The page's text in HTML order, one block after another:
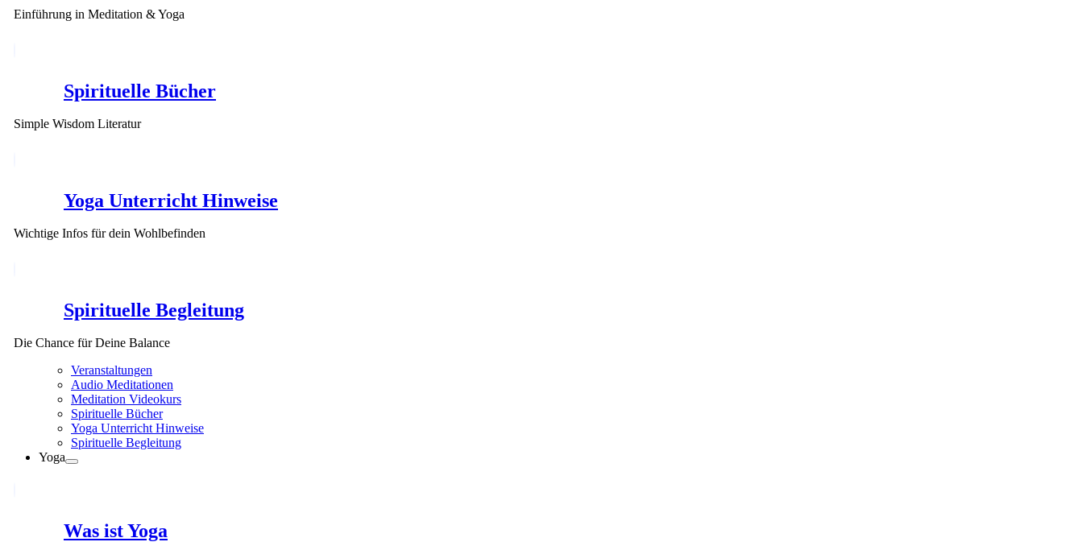
Einführung in Meditation & Yoga
Spirituelle Bücher
Simple Wisdom Literatur
Yoga Unterricht Hinweise
Wichtige Infos für dein Wohlbefinden
Spirituelle Begleitung
Die Chance für Deine Balance
Veranstaltungen
Audio Meditationen
Meditation Videokurs
Spirituelle Bücher
Yoga Unterricht Hinweise
Spirituelle Begleitung
Yoga
Was ist Yoga